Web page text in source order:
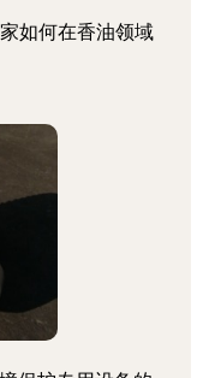
如何在香油领域